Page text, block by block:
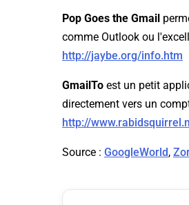
Pop Goes the Gmail
comme Outlook ou
http://jaybe.org/info.htm
GmailTo est un petit
directement vers un
http://
Source : GoogleWorld,